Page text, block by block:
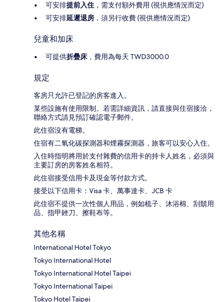
可安排提前入住 ，需支付額外費用 (視供應情況而定)
可安排延遲退房 ，須另行收費 (視供應情況而定)
兒童和加床
可提供折疊床 ，費用為每天 TWD3000.0
規定
客房只允許已登記的房客進入。
某些設施有使用限制。若需詳細資訊，請直接與住宿接洽，
聯絡方式請見預訂確認電子郵件。
此住宿沒有電梯。
住宿有二氧化碳探測器和煙霧探測器，旅客可以安心入住。
入住時指明將用於支付雜費的信用卡的持卡人姓名，必須與
主要訂房的房客姓名相符。
此住宿接受信用卡及現金等付款方式。
接受以下信用卡：Visa 卡、萬事達卡、JCB 卡
此住宿不提供一次性個人用品，例如梳子、沐浴棉、刮鬍用
品、指甲銼刀、擦鞋布等。
其他名稱
International Hotel Tokyo
Tokyo International Hotel
Tokyo International Hotel Taipei
Tokyo International Taipei
Tokyo Hotel Taipei